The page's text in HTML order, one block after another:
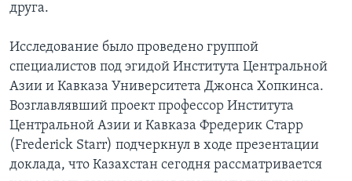
друга.
Исследование было проведено группой
специалистов под эгидой Института Центральной
Азии и Кавказа Университета Джонса Хопкинса.
Возглавлявший проект профессор Института
Центральной Азии и Кавказа Фредерик Старр
(Frederick Starr) подчеркнул в ходе презентации
доклада, что Казахстан сегодня рассматривается